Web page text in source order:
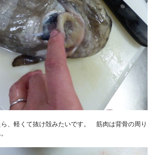
、軽くて抜け殻みたいです。 筋肉は背骨の周り